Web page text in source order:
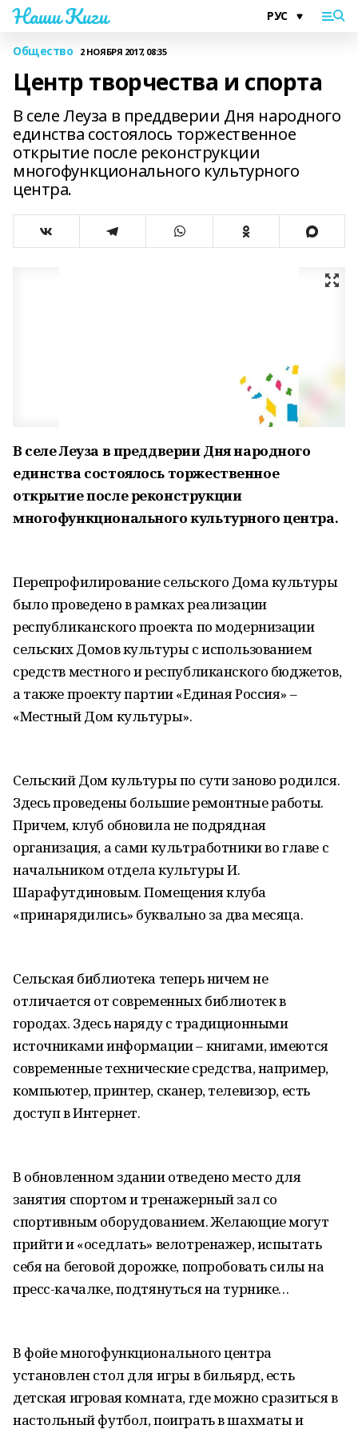
Наши Киги
Общество 2 НОЯБРЯ 2017, 08:35
Центр творчества и спорта
В селе Леуза в преддверии Дня народного
единства состоялось торжественное
открытие после реконструкции
многофункционального культурного
центра.
В селе Леуза в преддверии Дня народного
единства состоялось торжественное
открытие после реконструкции
многофункционального культурного центра.
Перепрофилирование сельского Дома культуры
было проведено в рамках реализации
республиканского проекта по модернизации
сельских Домов культуры с использованием
средств местного и республиканского бюджетов,
а также проекту партии «Единая Россия» –
«Местный Дом культуры».
Сельский Дом культуры по сути заново родился.
Здесь проведены большие ремонтные работы.
Причем, клуб обновила не подрядная
организация, а сами культработники во главе с
начальником отдела культуры И.
Шарафутдиновым. Помещения клуба
«принарядились» буквально за два месяца.
Сельская библиотека теперь ничем не
отличается от современных библиотек в
городах. Здесь наряду с традиционными
источниками информации – книгами, имеются
современные технические средства, например,
компьютер, принтер, сканер, телевизор, есть
доступ в Интернет.
В обновленном здании отведено место для
занятия спортом и тренажерный зал со
спортивным оборудованием. Желающие могут
прийти и «оседлать» велотренажер, испытать
себя на беговой дорожке, попробовать силы на
пресс-качалке, подтянуться на турнике…
В фойе многофункционального центра
установлен стол для игры в бильярд, есть
детская игровая комната, где можно сразиться в
настольный футбол, поиграть в шахматы и